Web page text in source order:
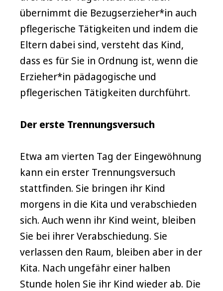
übernimmt die Bezugserzieher*in auch
pflegerische Tätigkeiten und indem die
Eltern dabei sind, versteht das Kind,
dass es für Sie in Ordnung ist, wenn die
Erzieher*in pädagogische und
pflegerischen Tätigkeiten durchführt.
Der erste Trennungsversuch
Etwa am vierten Tag der Eingewöhnung
kann ein erster Trennungsversuch
stattfinden. Sie bringen ihr Kind
morgens in die Kita und verabschieden
sich. Auch wenn ihr Kind weint, bleiben
Sie bei ihrer Verabschiedung. Sie
verlassen den Raum, bleiben aber in der
Kita. Nach ungefähr einer halben
Stunde holen Sie ihr Kind wieder ab. Die